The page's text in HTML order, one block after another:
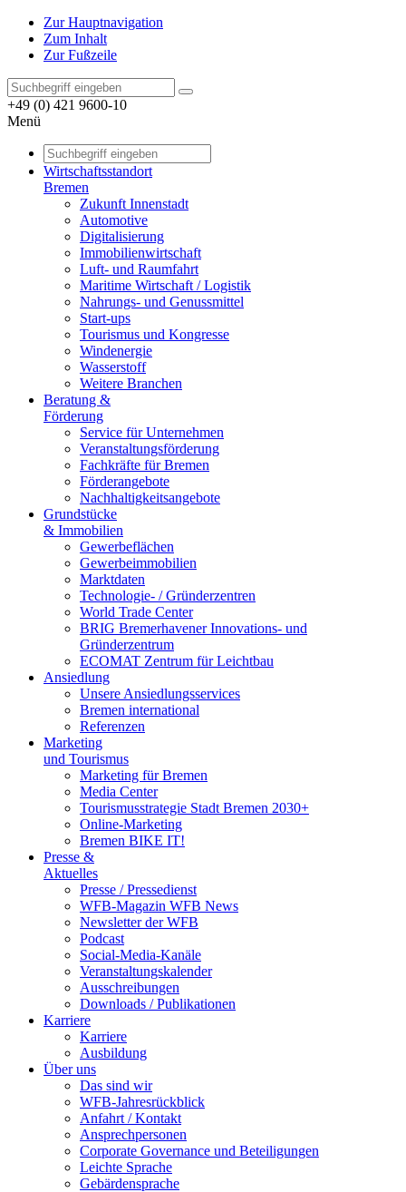
Zur Hauptnavigation
Zum Inhalt
Zur Fußzeile
+49 (0) 421 9600-10
Menü
Wirtschaftsstandort
Bremen
Zukunft Innenstadt
Automotive
Digitalisierung
Immobilienwirtschaft
Luft- und Raumfahrt
Maritime Wirtschaft / Logistik
Nahrungs- und Genussmittel
Start-ups
Tourismus und Kongresse
Windenergie
Wasserstoff
Weitere Branchen
Beratung &
Förderung
Service für Unternehmen
Veranstaltungsförderung
Fachkräfte für Bremen
Förderangebote
Nachhaltigkeitsangebote
Grundstücke
& Immobilien
Gewerbeflächen
Gewerbeimmobilien
Marktdaten
Technologie- / Gründerzentren
World Trade Center
BRIG Bremerhavener Innovations- und
Gründerzentrum
ECOMAT Zentrum für Leichtbau
Ansiedlung
Unsere Ansiedlungsservices
Bremen international
Referenzen
Marketing
und Tourismus
Marketing für Bremen
Media Center
Tourismusstrategie Stadt Bremen 2030+
Online-Marketing
Bremen BIKE IT!
Presse &
Aktuelles
Presse / Pressedienst
WFB-Magazin WFB News
Newsletter der WFB
Podcast
Social-Media-Kanäle
Veranstaltungskalender
Ausschreibungen
Downloads / Publikationen
Karriere
Karriere
Ausbildung
Über uns
Das sind wir
WFB-Jahresrückblick
Anfahrt / Kontakt
Ansprechpersonen
Corporate Governance und Beteiligungen
Leichte Sprache
Gebärdensprache